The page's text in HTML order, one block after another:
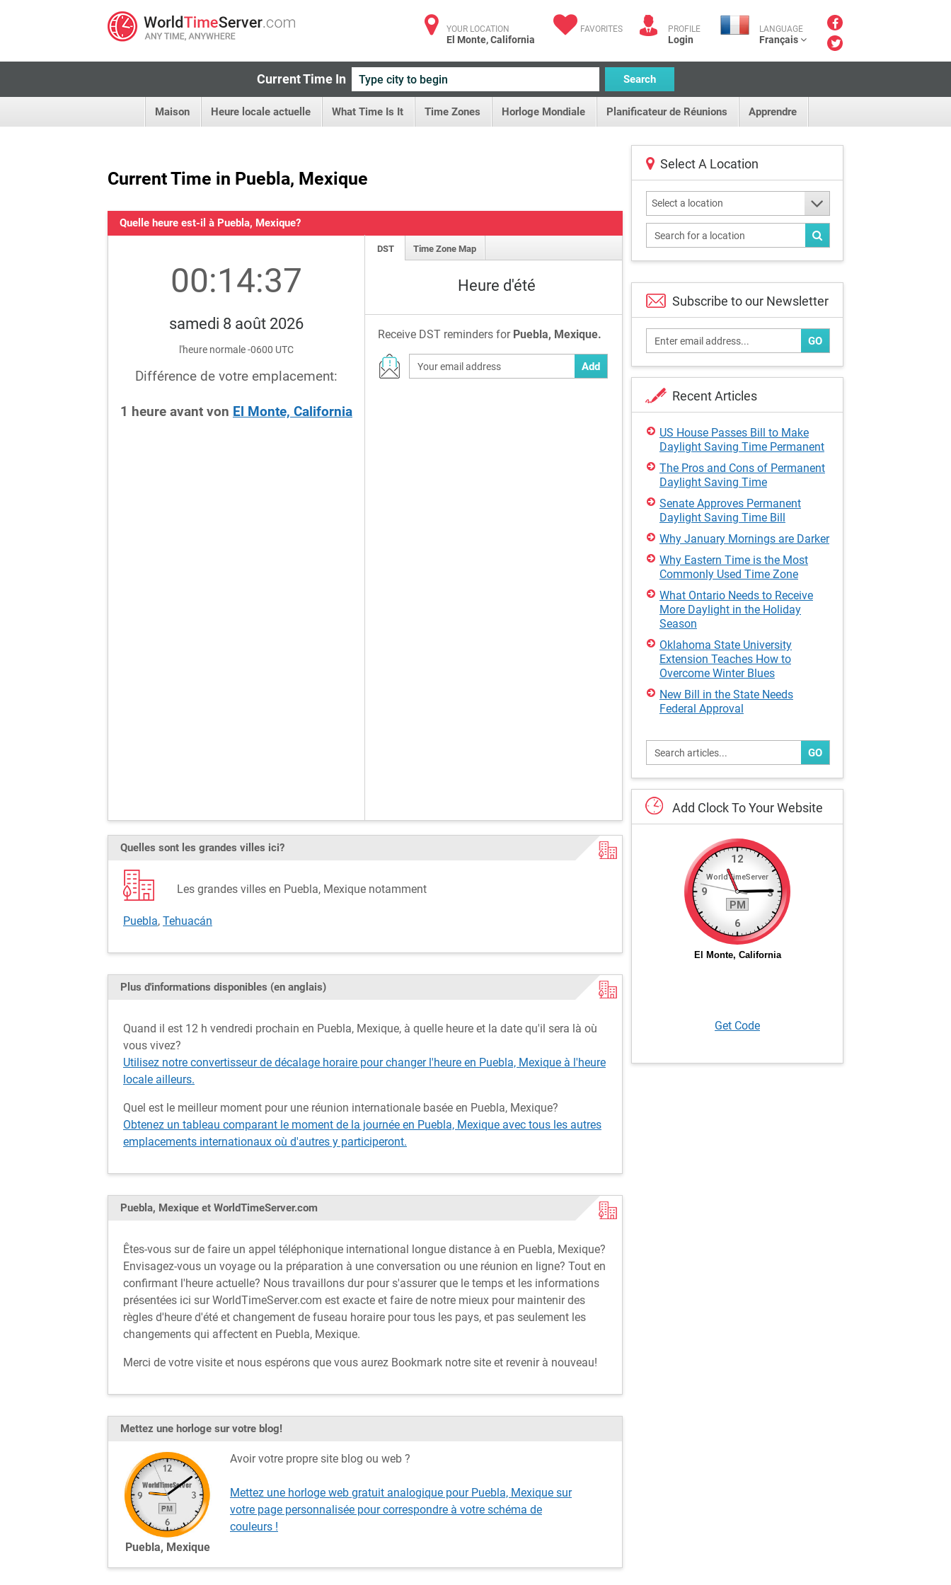
YOUR LOCATION
El Monte, California
FAVORITES PROFILE
Login
LANGUAGE
Français
Current Time In Search
Maison Heure locale actuelle What Time Is It Time Zones Horloge Mondiale Planificateur de Réunions Apprendre
Current Time in Puebla, Mexique
Quelle heure est-il à Puebla, Mexique?
00:14:37
samedi 8 août 2026
l'heure normale -0600 UTC
Différence de votre emplacement:
1 heure avant von El Monte, California
DST Time Zone Map
Heure d'été
Receive DST reminders for Puebla, Mexique.
Add
Quelles sont les grandes villes ici?
Les grandes villes en Puebla, Mexique notamment
Puebla, Tehuacán
Plus d'informations disponibles (en anglais)
Quand il est 12 h vendredi prochain en Puebla, Mexique, à quelle heure et la date qu'il sera là où
vous vivez?
Utilisez notre convertisseur de décalage horaire pour changer l'heure en Puebla, Mexique à l'heure
locale ailleurs.
Quel est le meilleur moment pour une réunion internationale basée en Puebla, Mexique?
Obtenez un tableau comparant le moment de la journée en Puebla, Mexique avec tous les autres
emplacements internationaux où d'autres y participeront.
Puebla, Mexique et WorldTimeServer.com
Êtes-vous sur de faire un appel téléphonique international longue distance à en Puebla, Mexique?
Envisagez-vous un voyage ou la préparation à une conversation ou une réunion en ligne? Tout en
confirmant l'heure actuelle? Nous travaillons dur pour s'assurer que le temps et les informations
présentées ici sur WorldTimeServer.com est exacte et faire de notre mieux pour maintenir des
règles d'heure d'été et changement de fuseau horaire pour tous les pays, et pas seulement les
changements qui affectent en Puebla, Mexique.
Merci de votre visite et nous espérons que vous aurez Bookmark notre site et revenir à nouveau!
Mettez une horloge sur votre blog!
Puebla, Mexique
Avoir votre propre site blog ou web ?
Mettez une horloge web gratuit analogique pour Puebla, Mexique sur
votre page personnalisée pour correspondre à votre schéma de
couleurs !
Select A Location
Select a location
Subscribe to our Newsletter
GO
Recent Articles
US House Passes Bill to Make
Daylight Saving Time Permanent
The Pros and Cons of Permanent
Daylight Saving Time
Senate Approves Permanent
Daylight Saving Time Bill
Why January Mornings are Darker
Why Eastern Time is the Most
Commonly Used Time Zone
What Ontario Needs to Receive
More Daylight in the Holiday
Season
Oklahoma State University
Extension Teaches How to
Overcome Winter Blues
New Bill in the State Needs
Federal Approval
GO
Add ClockToYourWebsite
Get Code